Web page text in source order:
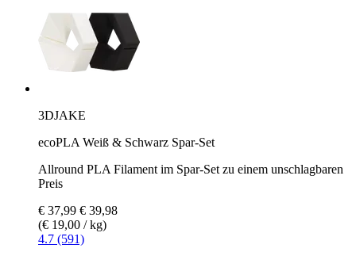
3DJAKE
ecoPLA Weiß & Schwarz Spar-Set
Allround PLA Filament im Spar-Set zu einem unschlagbaren
Preis
€ 37,99 € 39,98
(€ 19,00 / kg)
4.7 (591)